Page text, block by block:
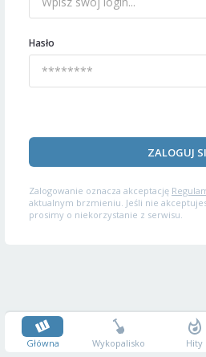
Hasło
ZALOGUJ
Zalogowanie oznacza akceptację
aktualnym brzmieniu. Jeśli nie
prosimy o niekorzystanie z serwisu.
Główna Wykopalisko Hity